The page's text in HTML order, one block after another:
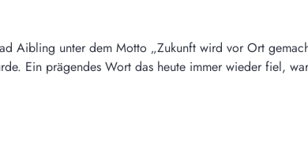
Aibling unter dem Motto „Zukunft wird vor Ort
Ein prägendes Wort das heute immer wieder fiel,